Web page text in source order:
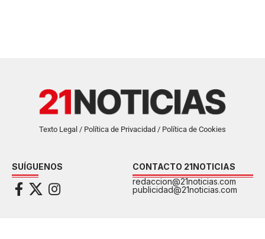
Texto Legal / Política de Privacidad / Política de Cookies
SUÍGUENOS
CONTACTO 21NOTICIAS
redaccion@21noticias.com
publicidad@21noticias.com